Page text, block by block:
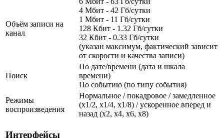
Объём записи на
канал
4 Мбит - 42 Гб/сутки
1 Мбит - 11 Гб/сутки
128 Кбит - 1.32 Гб/сутки
32 Кбит - 0.33 Гб/сутки
(указан максимум, фактический зависит
от скорости и качества записи)
Поиск
По дате/времени (дата и шкала
времени)
По событию (по типу события)
Режимы
воспроизведения
Нормальное / покадровое / замедленное
(х1/2, х1/4, х1/8) / ускоренное вперед и
назад (х2, х4, х6, х8)
Интерфейсы